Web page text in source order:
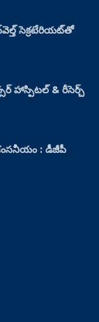
సెక్రటేరియట్‌తో
హాస్పిటల్ & రీసెర్చ్
: డీజీపీ